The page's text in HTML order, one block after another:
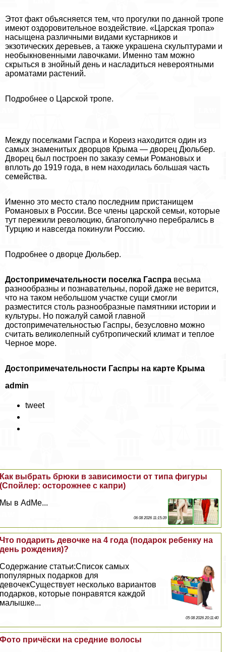
Этот факт объясняется тем, что прогулки по данной тропе
имеют оздоровительное воздействие. «Царская тропа»
насыщена различными видами кустарников и
экзотических деревьев, а также украшена скульптурами и
необыкновенными лавочками. Именно там можно
скрыться в знойный день и насладиться невероятными
ароматами растений.
Подробнее о Царской тропе.
Между поселками Гаспра и Кореиз находится один из
самых знаменитых дворцов Крыма — дворец Дюльбер.
Дворец был построен по заказу семьи Романовых и
вплоть до 1919 года, в нем находилась большая часть
семейства.
Именно это место стало последним пристанищем
Романовых в России. Все члeны царской семьи, которые
тут пережили революцию, благополучно перебрались в
Турцию и навсегда покинули Россию.
Подробнее о дворце Дюльбер.
Достопримечательности поселка Гаспра весьма
разнообразны и познавательны, порой даже не верится,
что на таком небольшом участке сущи смогли
разместится столь разнообразные памятники истории и
культуры. Но пожалуй самой главной
достопримечательностью Гаспры, безусловно можно
считать великолепный субтропический климат и теплое
Черное море.
​Достопримечательности Гаспры на карте Крыма
admin
tweet
Как выбрать брюки в зависимости от типа фигуры
(Спойлер: осторожнее с капри)
Мы в AdMe...
06 08 2026 11:15:39
Что подарить дeвoчке на 4 года (подарок ребенку на
день рождения)?
Содержание статьи:Список самых
популярных подарков для
девочекСуществует несколько вариантов
подарков, которые понравятся каждой
малышке...
05 08 2026 20:11:40
Фото причёски на средние волосы